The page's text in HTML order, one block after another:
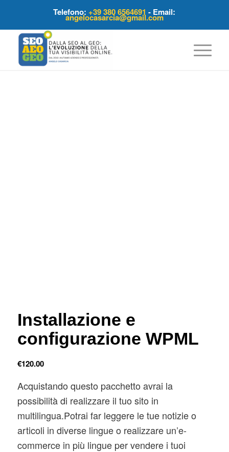
Telefono:+39 380 6564691 - Email:
angelocasarcia@gmail.com
Installazione e
configurazione WPML
€120.00
Acquistando questo pacchetto avrai la
possibilità di realizzare il tuo sito in
multilingua.Potrai far leggere le tue notizie o
articoli in diverse lingue o realizzare un’e-
commerce in più lingue per vendere i tuoi